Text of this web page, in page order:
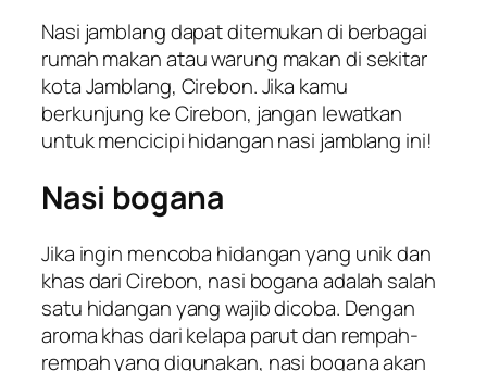
Nasi jamblang dapat ditemukan di berbagai
rumah makan atau warung makan di sekitar
kota Jamblang, Cirebon. Jika kamu
berkunjung ke Cirebon, jangan lewatkan
untuk mencicipi hidangan nasi jamblang ini!
Nasi bogana
Jika ingin mencoba hidangan yang unik dan
khas dari Cirebon, nasi bogana adalah salah
satu hidangan yang wajib dicoba. Dengan
aroma khas dari kelapa parut dan rempah-
rempah yang digunakan, nasi bogana akan